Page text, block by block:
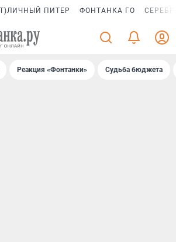
ПИТЕР ФОНТАНКА ГО
Реакция «Фонтанки» Судьба бюджета